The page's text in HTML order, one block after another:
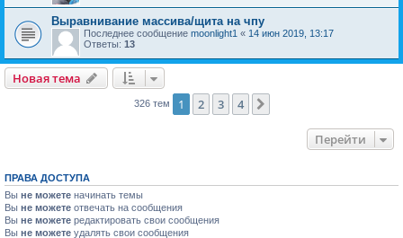
Выравнивание массива/щита на чпу
Последнее сообщение moonlight1 « 14 июн 2019, 13:17
Ответы: 13
Новая тема
326 тем 1 2 3 4
Перейти
ПРАВА ДОСТУПА
Вы не можете начинать темы
Вы не можете отвечать на сообщения
Вы не можете редактировать свои сообщения
Вы не можете удалять свои сообщения